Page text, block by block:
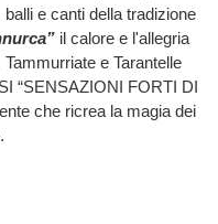
e canti della tradizione
il calore e l'allegria
e Tarantelle
“SENSAZIONI FORTI DI
che ricrea la magia dei